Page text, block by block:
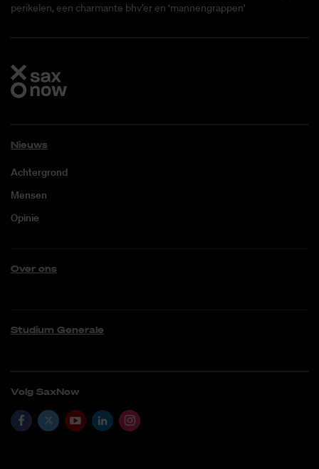
perikelen, een charmante bhv’er en ‘mannengrappen’
Nieuws
Achtergrond
Mensen
Opinie
Over ons
Studium Generale
Volg SaxNow